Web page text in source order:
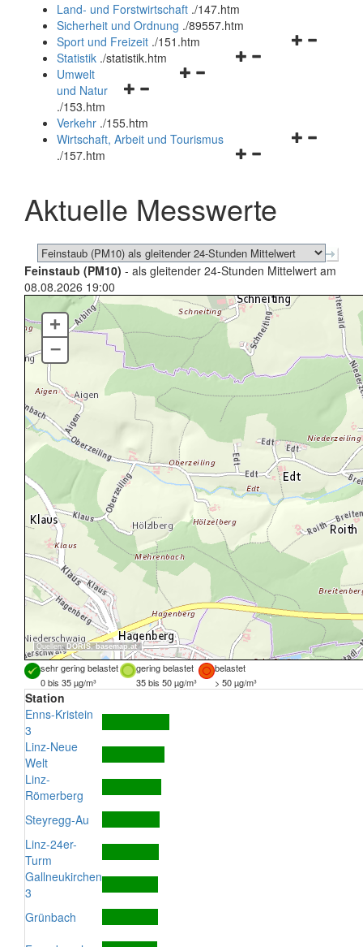
und
schließen
Land- und Forstwirtschaft ./147.htm
Sicherheit und Ordnung ./89557.htm
Navigationsmenü
Sport und Freizeit ./151.htm
Navigationsmenü
Statistik ./statistik.htm
Navigationsmenü
und
schließen
Umwelt
und Natur
./153.htm
Verkehr ./155.htm
Navigationsmenü
schließen
Wirtschaft, Arbeit und Tourismus
./157.htm
Aktuelle Messwerte
Feinstaub (PM10) - als gleitender 24-Stunden Mittelwert am
08.08.2026 19:00
Quellen: DORIS,basemap.at
+
–
sehr gering belastet gering belastet
belastet
0 bis 35 µg/m³
35 bis 50 µg/m³ > 50 µg/m³
Station
Enns-Kristein
3
Linz-Neue
Welt
Linz-
Römerberg
Steyregg-Au
Linz-24er-
Turm
Gallneukirchen
3
Grünbach